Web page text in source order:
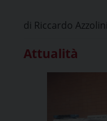
di Riccardo Azzolini
Attualità